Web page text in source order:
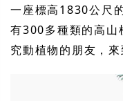
一座標高1830公尺
有300多種類的高山
究動植物的朋友，來